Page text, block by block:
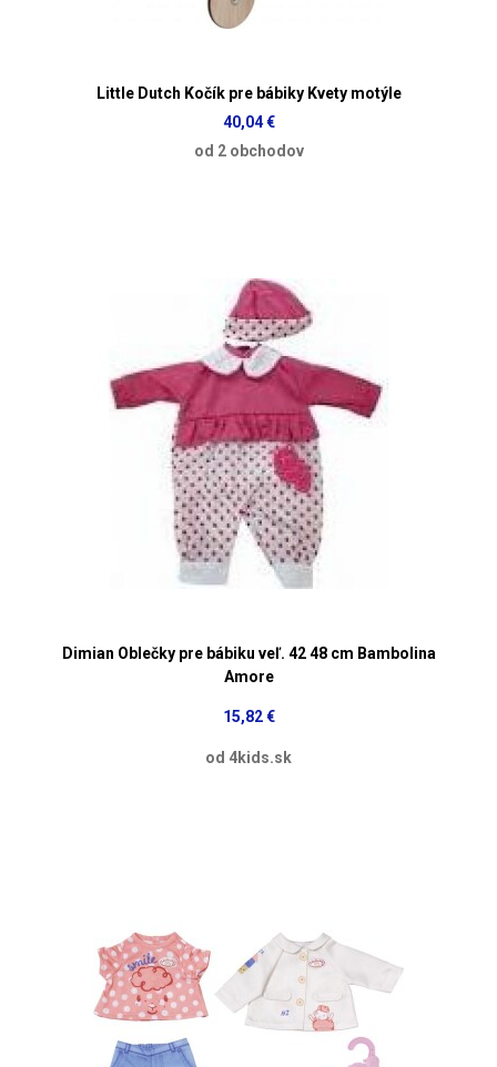
Little Dutch Kočík pre bábiky Kvety motýle
40,04 €
od 2 obchodov
Dimian Oblečky pre bábiku veľ. 42 48 cm Bambolina
Amore
15,82 €
od 4kids.sk